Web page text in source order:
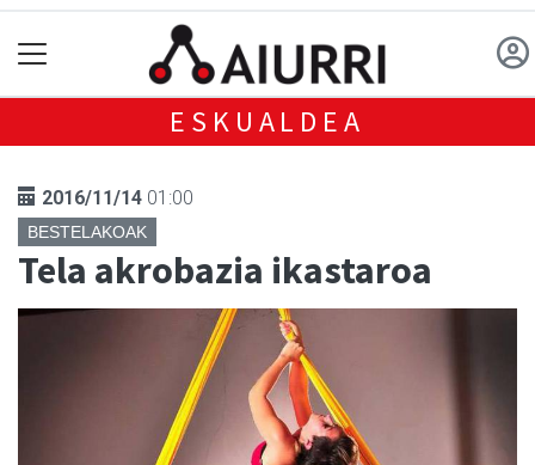
ESKUALDEA
2016/11/14 01:00
BESTELAKOAK
Tela akrobazia ikastaroa